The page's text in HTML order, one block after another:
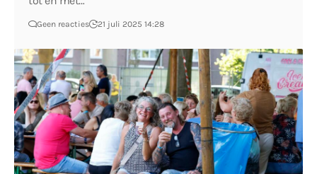
Geen reacties 21 juli 2025 14:28